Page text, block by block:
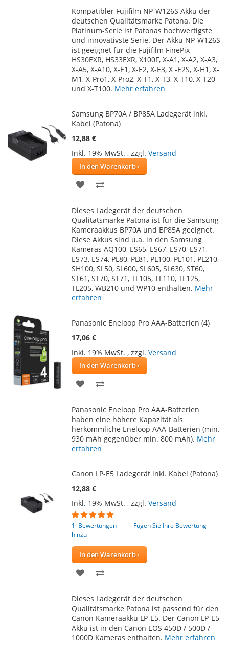
HINZUFÜGEN
HINZUFÜGEN
Kompatibler Fujifilm NP-W126S Akku der
deutschen Qualitätsmarke Patona. Die
Platinum-Serie ist Patonas hochwertigste
und innovativste Serie. Der Akku NP-W126S
ist geeignet für die Fujifilm FinePix
HS30EXR, HS33EXR, X100F, X-A1, X-A2, X-A3,
X-A5, X-A10, X-E1, X-E2, X-E3, X -E2S, X-H1, X-
M1, X-Pro1, X-Pro2, X-T1, X-T3, X-T10, X-T20
und X-T100. Mehr erfahren
Samsung BP70A / BP85A Ladegerät inkl.
Kabel (Patona)
12,88 €
Inkl. 19% MwSt. , zzgl. Versand
In den Warenkorb
ZUR
HINZUFÜGEN
HINZUFÜGEN
Dieses Ladegerät der deutschen
Qualitätsmarke Patona ist für die Samsung
Kameraakkus BP70A und BP85A geeignet.
Diese Akkus sind u.a. in den Samsung
Kameras AQ100, ES65, ES67, ES70, ES71,
ES73, ES74, PL80, PL81, PL100, PL101, PL210,
SH100, SL50, SL600, SL605, SL630, ST60,
ST61, ST70, ST71, TL105, TL110, TL125,
TL205, WB210 und WP10 enthalten. Mehr
erfahren
Panasonic Eneloop Pro AAA-Batterien (4)
17,06 €
Inkl. 19% MwSt. , zzgl. Versand
In den Warenkorb
ZUR
HINZUFÜGEN
HINZUFÜGEN
Panasonic Eneloop Pro AAA-Batterien
haben eine höhere Kapazität als
herkömmliche Eneloop AAA-Batterien (min.
930 mAh gegenüber min. 800 mAh). Mehr
erfahren
Canon LP-E5 Ladegerät inkl. Kabel (Patona)
12,88 €
Inkl. 19% MwSt. , zzgl. Versand
Bewertung:
100
% of100
1 Bewertungen
Fügen Sie Ihre Bewertung
hinzu
In den Warenkorb
ZUR
HINZUFÜGEN
HINZUFÜGEN
Dieses Ladegerät der deutschen
Qualitätsmarke Patona ist passend für den
Canon Kameraakku LP-E5. Der Canon LP-E5
Akku ist in den Canon EOS 450D / 500D /
1000D Kameras enthalten. Mehr erfahren